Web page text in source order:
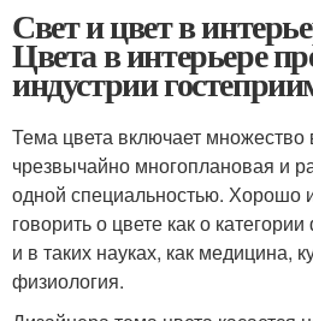
Свет и цвет в
Цвета в интерьере
индустрии
Тема цвета включает множество
чрезвычайно многоплановая и
одной специальностью. Хорошо
говорить о цвете как о
и в таких науках, как медицина,
физиология.